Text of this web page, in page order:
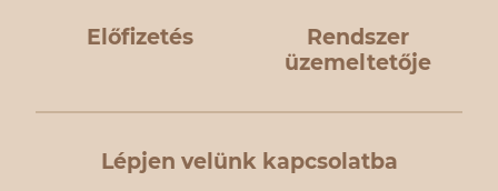
Előfizetés
Rendszer
üzemeltetője
Lépjen velünk kapcsolatba